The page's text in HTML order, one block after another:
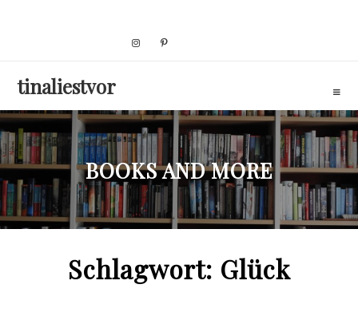
tinaliestvor
BOOKS AND MORE
Schlagwort: Glück